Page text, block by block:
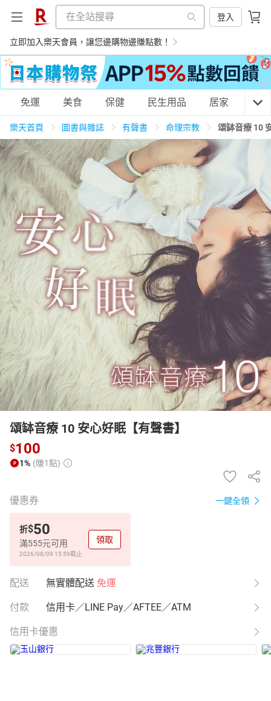
登入
立即加入樂天會員，讓您邊購物邊賺點數！
購物網分類
天天免運 美食蛋糕 養生保健
居家生活 3C家電 運動休閒 親子玩具
女裝 化妝保養 情趣用品
日本購物 電子/紙本書
免運 美食 保健 民生用品 居家 3C
樂天首頁 圖書與雜誌 有聲書 命理宗教 頌缽音療 10
頌缽音療 10 安心好眠【有聲書】
$100
1% (賺1點)
優惠券 一鍵全領
折$50
滿555元可用
2026/08/09 15:59截止
領取
配送 無實體配送 免運
付款 信用卡／LINE Pay／AFTEE／ATM
信用卡優惠